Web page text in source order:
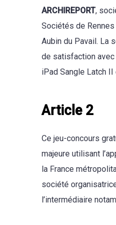
ARCHIREPORT,
Sociétés de
Aubin du Pavail. La
de satisfaction avec
iPad Sangle Latch II
Article 2
Ce jeu-concours
majeure utilisant
la France
société
l’intermédiaire